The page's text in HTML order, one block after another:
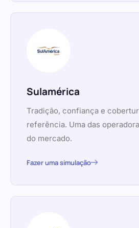
Sulamérica
Tradição, confiança e
referência. Uma das
do mercado.
Fazer uma simulação